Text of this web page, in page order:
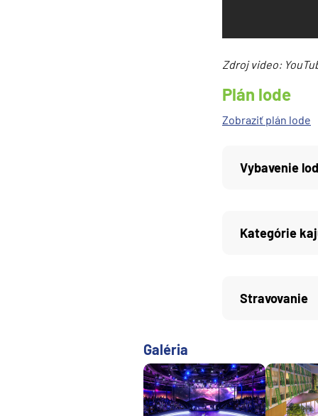
Emiráty a Perzský záliv
Juhovýchodná Ázia
Afrika a Indický oceán
Seychely a Maurícius
Havaj a Južný Pacifik
Zdroj video:
Plán lode
Zobraziť plán lode
Vybavenie
Kategórie
Stravovanie
Galéria